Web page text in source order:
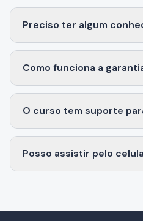
Preciso ter algum
Como funciona a
O curso tem suporte
Posso assistir pelo